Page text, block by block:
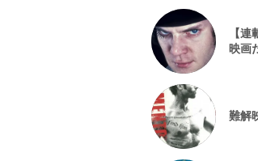
【
映画
難解